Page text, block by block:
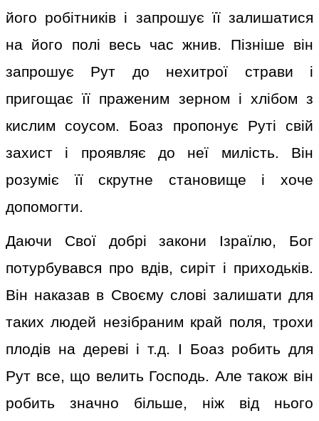
його робітників і запрошує її залишатися
на його полі весь час жнив. Пізніше він
запрошує Рут до нехитрої страви і
пригощає її праженим зерном і хлібом з
кислим соусом. Боаз пропонує Руті свій
захист і проявляє до неї милість. Він
розуміє її скрутне становище і хоче
допомогти.
Даючи Свої добрі закони Ізраїлю, Бог
потурбувався про вдів, сиріт і приходьків.
Він наказав в Своєму слові залишати для
таких людей незібраним край поля, трохи
плодів на дереві і т.д. І Боаз робить для
Рут все, що велить Господь. Але також він
робить значно більше, ніж від нього